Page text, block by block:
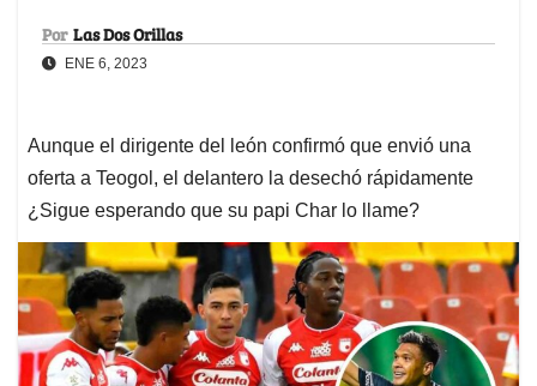
Por Las Dos Orillas
ENE 6, 2023
Aunque el dirigente del león confirmó que envió una
oferta a Teogol, el delantero la desechó rápidamente
¿Sigue esperando que su papi Char lo llame?